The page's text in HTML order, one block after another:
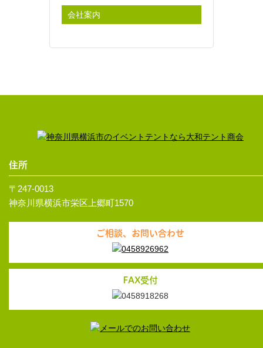
会社案内
住所
〒247-0013
神奈川県横浜市栄区上郷町1570
ご相談、お問い合わせ
FAX受付